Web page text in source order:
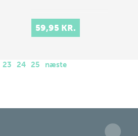
59,95 KR.
23 24 25 næste